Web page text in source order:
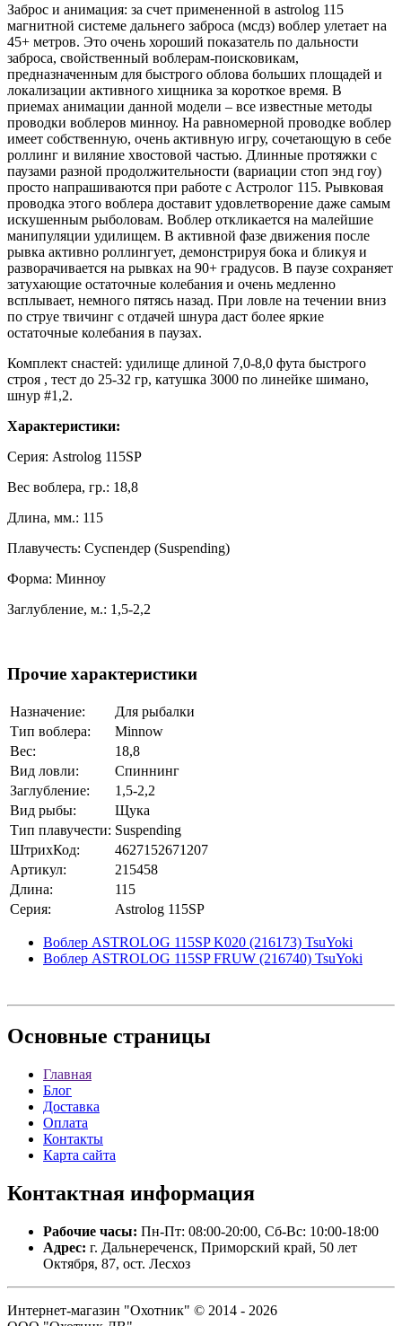
Заброс и анимация: за счет примененной в astrolog 115
магнитной системе дальнего заброса (мсдз) воблер улетает на
45+ метров. Это очень хороший показатель по дальности
заброса, свойственный воблерам-поисковикам,
предназначенным для быстрого облова больших площадей и
локализации активного хищника за короткое время. В
приемах анимации данной модели – все известные методы
проводки воблеров минноу. На равномерной проводке воблер
имеет собственную, очень активную игру, сочетающую в себе
роллинг и виляние хвостовой частью. Длинные протяжки с
паузами разной продолжительности (вариации стоп энд гоу)
просто напрашиваются при работе с Астролог 115. Рывковая
проводка этого воблера доставит удовлетворение даже самым
искушенным рыболовам. Воблер откликается на малейшие
манипуляции удилищем. В активной фазе движения после
рывка активно роллингует, демонстрируя бока и бликуя и
разворачивается на рывках на 90+ градусов. В паузе сохраняет
затухающие остаточные колебания и очень медленно
всплывает, немного пятясь назад. При ловле на течении вниз
по струе твичинг с отдачей шнура даст более яркие
остаточные колебания в паузах.
Комплект снастей: удилище длиной 7,0-8,0 фута быстрого
строя , тест до 25-32 гр, катушка 3000 по линейке шимано,
шнур #1,2.
Характеристики:
Серия: Astrolog 115SP
Вес воблера, гр.: 18,8
Длина, мм.: 115
Плавучесть: Суспендер (Suspending)
Форма: Минноу
Заглубление, м.: 1,5-2,2
Прочие характеристики
Назначение:
Для рыбалки
Тип воблера:
Minnow
Вес:
18,8
Вид ловли:
Спиннинг
Заглубление:
1,5-2,2
Вид рыбы:
Щука
Тип плавучести: Suspending
ШтрихКод:
4627152671207
Артикул:
215458
Длина:
115
Серия:
Astrolog 115SP
Воблер ASTROLOG 115SP K020 (216173) TsuYoki
Воблер ASTROLOG 115SP FRUW (216740) TsuYoki
Основные страницы
Главная
Блог
Доставка
Оплата
Контакты
Карта сайта
Контактная информация
Рабочие часы: Пн-Пт: 08:00-20:00, Сб-Вс: 10:00-18:00
Адрес: г. Дальнереченск, Приморский край, 50 лет
Октября, 87, ост. Лесхоз
Интернет-магазин "Охотник" © 2014 - 2026